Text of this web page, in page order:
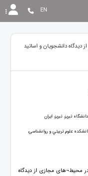
EN
دانشجویان و اساتید
تبریز، تبریز، ایران
علوم تربيتي و روانشناسی،
محیط¬های مجازی از دیدگاه